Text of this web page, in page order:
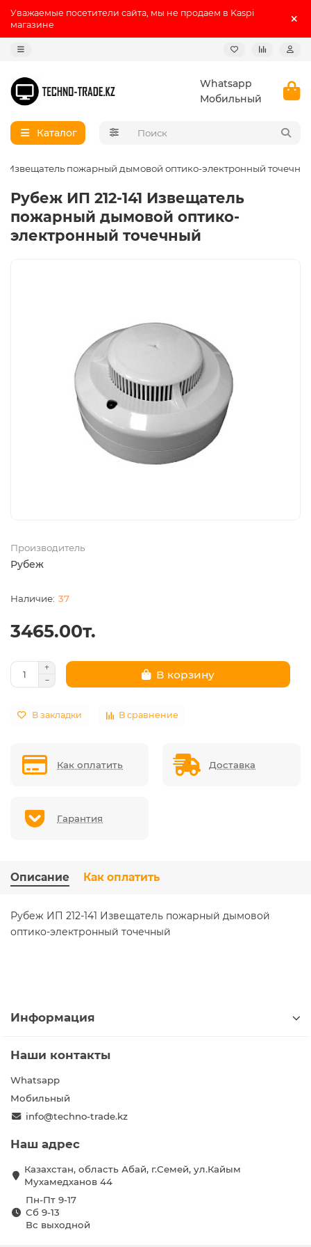
Уважаемые посетители сайта, мы не продаем в Kaspi
магазине
Whatsapp
Мобильный
Каталог
Извещатель пожарный дымовой оптико-электронный
Рубеж ИП 212-141 Извещатель
пожарный дымовой оптико-
электронный точечный
Производитель
Рубеж
37
3465.00т.
В корзину
В закладки В сравнение
Как оплатить Доставка
Гарантия
Описание Как оплатить
Рубеж ИП 212-141 Извещатель пожарный дымовой
оптико-электронный точечный
Информация
Наши контакты
Whatsapp
Мобильный
info@techno-trade.kz
Наш адрес
Казахстан, область Абай, г.Семей, ул.Кайым
Мухамедханов 44
Пн-Пт 9-17
Сб 9-13
Вс выходной